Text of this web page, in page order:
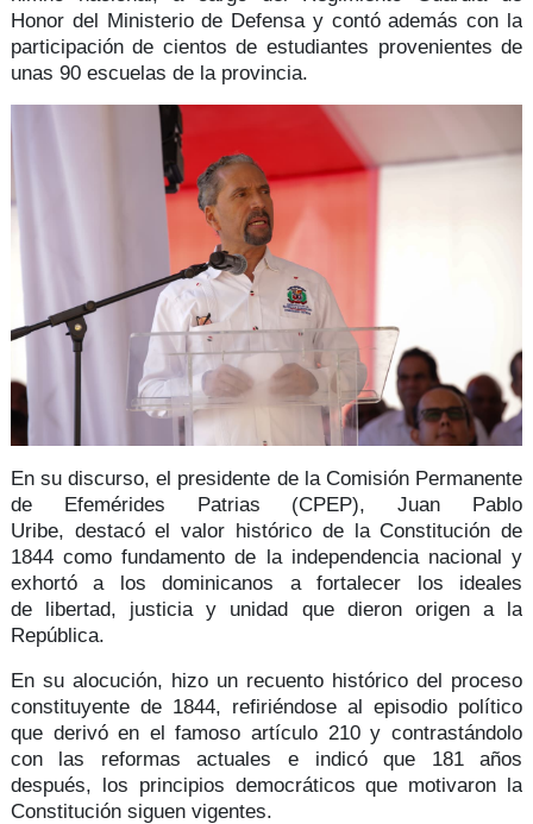
Honor del Ministerio de Defensay contó además con la
participación de cientos de estudiantes provenientes de
unas 90 escuelas de la provincia.
En su discurso, el presidente de la Comisión Permanente
de Efemérides Patrias (CPEP),Juan Pablo
Uribe, destacó el valor histórico de laConstitución de
1844como fundamento de la independencia nacional y
exhortó a los dominicanos a fortalecer los ideales
de libertad, justicia y unidad que dieron origen a la
República.
En su alocución, hizo un recuento histórico del proceso
constituyente de 1844, refiriéndose al episodio político
que derivó en el famoso artículo 210 y contrastándolo
con las reformas actuales e indicó que 181 años
después, los principios democráticos que motivaron la
Constitución siguen vigentes.